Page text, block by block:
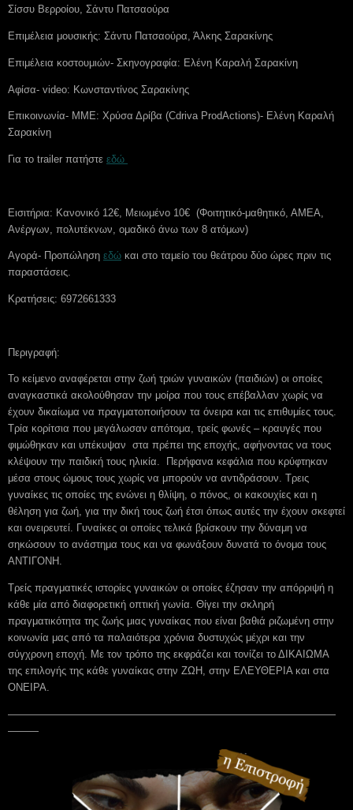
Σίσσυ Βερροίου, Σάντυ Πατσαούρα
Επιμέλεια μουσικής: Σάντυ Πατσαούρα, Άλκης Σαρακίνης
Επιμέλεια κοστουμιών- Σκηνογραφία: Ελένη Καραλή Σαρακίνη
Αφίσα- video: Κωνσταντίνος Σαρακίνης
Επικοινωνία- ΜΜΕ: Χρύσα Δρίβα (Cdriva ProdActions)- Ελένη Καραλή
Σαρακίνη
Για το trailer πατήστε εδώ
Εισιτήρια: Κανονικό 12€, Μειωμένο 10€ (Φοιτητικό-μαθητικό, ΑΜΕΑ,
Ανέργων, πολυτέκνων, ομαδικό άνω των 8 ατόμων)
Αγορά- Προπώληση εδώ και στο ταμείο του θεάτρου δύο ώρες πριν τις
παραστάσεις.
Κρατήσεις: 6972661333
Περιγραφή:
Το κείμενο αναφέρεται στην ζωή τριών γυναικών (παιδιών) οι οποίες
αναγκαστικά ακολούθησαν την μοίρα που τους επέβαλλαν χωρίς να
έχουν δικαίωμα να πραγματοποιήσουν τα όνειρα και τις επιθυμίες τους.
Τρία κορίτσια που μεγάλωσαν απότομα, τρείς φωνές – κραυγές που
φιμώθηκαν και υπέκυψαν στα πρέπει της εποχής, αφήνοντας να τους
κλέψουν την παιδική τους ηλικία. Περήφανα κεφάλια που κρύφτηκαν
μέσα στους ώμους τους χωρίς να μπορούν να αντιδράσουν. Τρεις
γυναίκες τις οποίες της ενώνει η θλίψη, ο πόνος, οι κακουχίες και η
θέληση για ζωή, για την δική τους ζωή έτσι όπως αυτές την έχουν σκεφτεί
και ονειρευτεί. Γυναίκες οι οποίες τελικά βρίσκουν την δύναμη να
σηκώσουν το ανάστημα τους και να φωνάξουν δυνατά το όνομα τους
ΑΝΤΙΓΟΝΗ.
Τρείς πραγματικές ιστορίες γυναικών οι οποίες έζησαν την απόρριψή η
κάθε μία από διαφορετική οπτική γωνία. Θίγει την σκληρή
πραγματικότητα της ζωής μιας γυναίκας που είναι βαθιά ριζωμένη στην
κοινωνία μας από τα παλαιότερα χρόνια δυστυχώς μέχρι και την
σύγχρονη εποχή. Με τον τρόπο της εκφράζει και τονίζει το ΔΙΚΑΙΩΜΑ
της επιλογής της κάθε γυναίκας στην ΖΩΗ, στην ΕΛΕΥΘΕΡΙΑ και στα
ΟΝΕΙΡΑ.
————————————————————————————————
———